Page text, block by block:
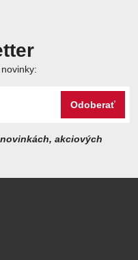
Odoberať
akciových